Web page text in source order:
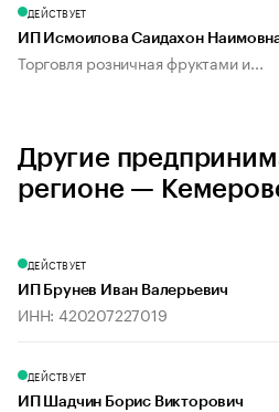
ДЕЙСТВУЕТ
ИП Исмоилова Саидахон
Торговля розничная фруктами и...
Другие
регионе —
ДЕЙСТВУЕТ
ИП Брунев Иван Валерьевич
ИНН: 420207227019
ДЕЙСТВУЕТ
ИП Шадчин Борис Викторович